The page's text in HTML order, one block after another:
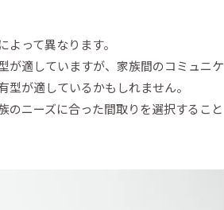
って異なります。
が適していますが、家族間のコミュニケ
が適しているかもしれません。
のニーズに合った間取りを選択すること